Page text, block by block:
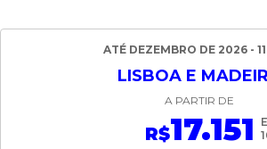
ATÉ DEZEMBRO DE 2026 -
LISBOA E
A PARTIR DE
R$17.151